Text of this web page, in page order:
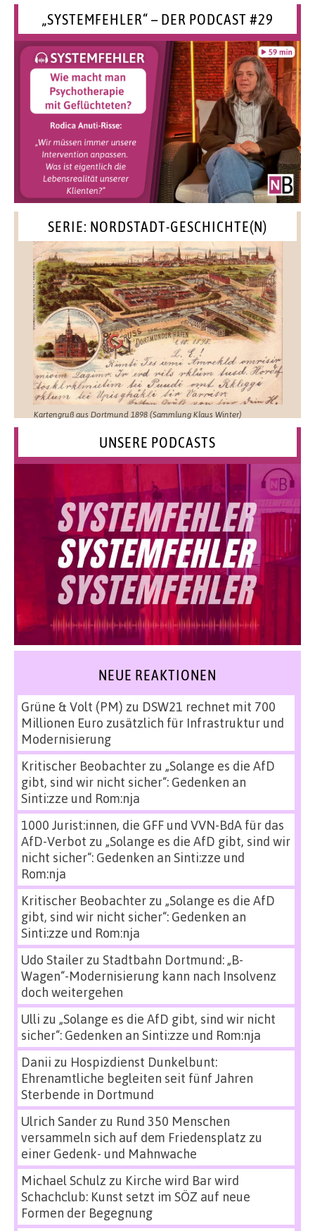
„SYSTEMFEHLER“ – DER PODCAST #29
SERIE: NORDSTADT-GESCHICHTE(N)
Kartengruß aus Dortmund 1898 (Sammlung Klaus Winter)
UNSERE PODCASTS
NEUE REAKTIONEN
Grüne & Volt (PM) zu DSW21 rechnet mit 700
Millionen Euro zusätzlich für Infrastruktur und
Modernisierung
Kritischer Beobachterzu „Solange es die AfD
gibt, sind wir nicht sicher“: Gedenken an
Sinti:zze und Rom:nja
1000 Jurist:innen, die GFF und VVN-BdA für das
AfD-Verbot zu „Solange es die AfD gibt, sind wir
nicht sicher“: Gedenken an Sinti:zze und
Rom:nja
Kritischer Beobachterzu „Solange es die AfD
gibt, sind wir nicht sicher“: Gedenken an
Sinti:zze und Rom:nja
Udo Stailerzu Stadtbahn Dortmund: „B-
Wagen“-Modernisierung kann nach Insolvenz
doch weitergehen
Ulli zu „Solange es die AfD gibt, sind wir nicht
sicher“: Gedenken an Sinti:zze und Rom:nja
Danii zu Hospizdienst Dunkelbunt:
Ehrenamtliche begleiten seit fünf Jahren
Sterbende in Dortmund
Ulrich Sanderzu Rund 350 Menschen
versammeln sich auf dem Friedensplatz zu
einer Gedenk- und Mahnwache
Michael Schulz zu Kirche wird Bar wird
Schachclub: Kunst setzt im SÖZ auf neue
Formen der Begegnung